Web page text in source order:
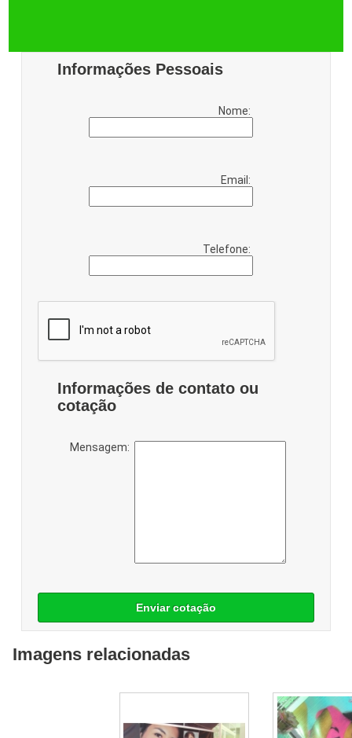
Informações Pessoais
Nome:
Email:
Telefone:
Informações de contato ou
cotação
Mensagem:
Enviar cotação
Imagens relacionadas